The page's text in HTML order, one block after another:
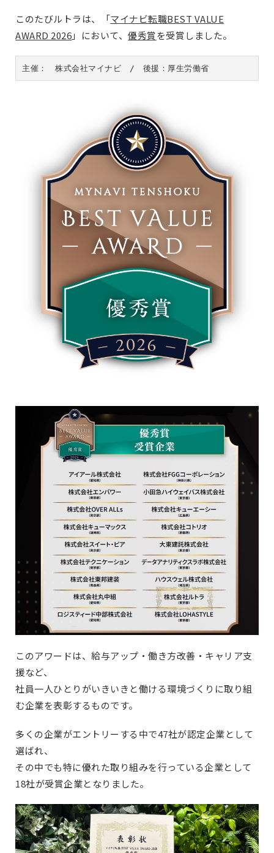
このたびルトラは、「マイナビ転職BEST VALUE
AWARD 2026」において、優秀賞を受賞しました。
主催：　株式会社マイナビ　/　後援：厚生労働省
このアワードは、給与アップ・働き方改善・キャリア支
援など、
社員一人ひとりがいきいきと働ける環境づくりに取り組
む企業を表彰するものです。
多くの企業がエントリーする中で47社が認定企業として
選ばれ、
その中でも特に優れた取り組みを行っている企業として
18社が受賞企業となりました。